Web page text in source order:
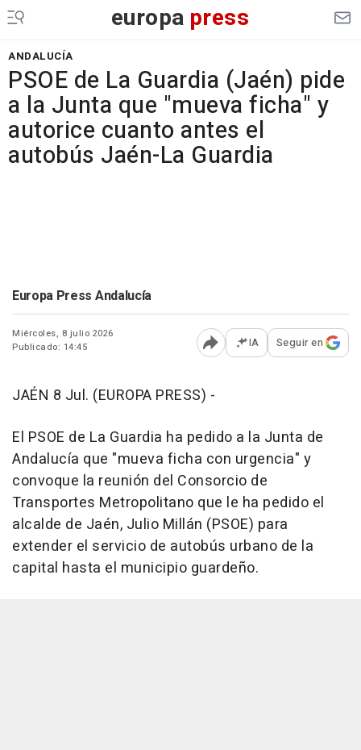
europa press
ANDALUCÍA
PSOE de La Guardia (Jaén) pide
a la Junta que "mueva ficha" y
autorice cuanto antes el
autobús Jaén-La Guardia
Europa Press Andalucía
Miércoles, 8 julio 2026
Publicado: 14:45
Abrir opciones para
IA Seguir en
JAÉN 8 Jul. (EUROPA PRESS) -
El PSOE de La Guardia ha pedido a la Junta de
Andalucía que "mueva ficha con urgencia" y
convoque la reunión del Consorcio de
Transportes Metropolitano que le ha pedido el
alcalde de Jaén, Julio Millán (PSOE) para
extender el servicio de autobús urbano de la
capital hasta el municipio guardeño.